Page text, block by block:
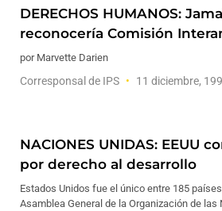
DERECHOS HUMANOS:
reconocería Comisión
por Marvette Darien
Corresponsal de IPS 11 diciembre,
NACIONES UNIDAS: EEUU
por derecho al desarrollo
Estados Unidos fue el único entre 185
Asamblea General de la Organización de las